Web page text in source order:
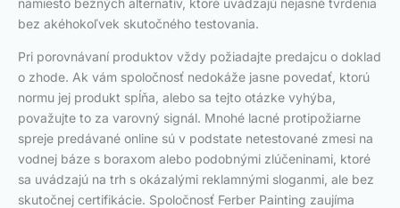
bez akéhokoľvek skutočného testovania.
Pri porovnávaní produktov vždy požiadajte predajcu o doklad
o zhode. Ak vám spoločnosť nedokáže jasne povedať, ktorú
normu jej produkt spĺňa, alebo sa tejto otázke vyhýba,
považujte to za varovný signál. Mnohé lacné protipožiarne
spreje predávané online sú v podstate netestované zmesi na
vodnej báze s boraxom alebo podobnými zlúčeninami, ktoré
sa uvádzajú na trh s okázalými reklamnými sloganmi, ale bez
skutočnej certifikácie. Spoločnosť Ferber Painting zaujíma